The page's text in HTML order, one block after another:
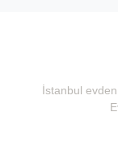
İstanbul